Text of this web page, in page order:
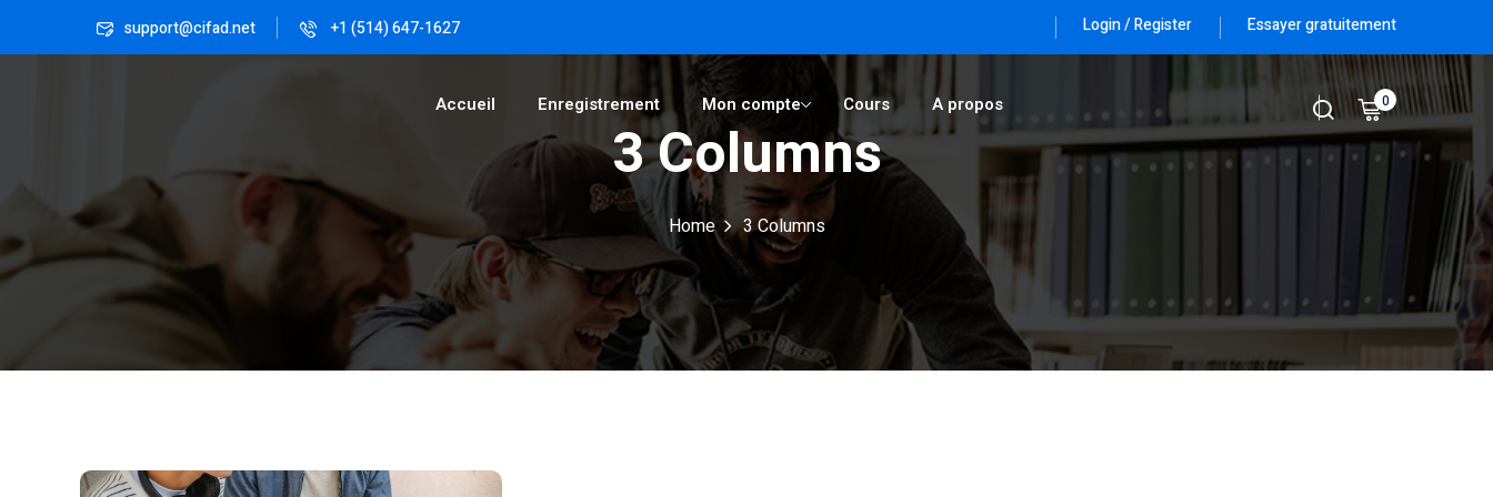
support@cifad.net +1 (514) 647-1627 Login / Register Essayer gratuitement
Accueil Enregistrement Mon compte Cours A propos 0
3 Columns
Home 3 Columns
Sign in Sign up
Sign in
Don’t have an account?